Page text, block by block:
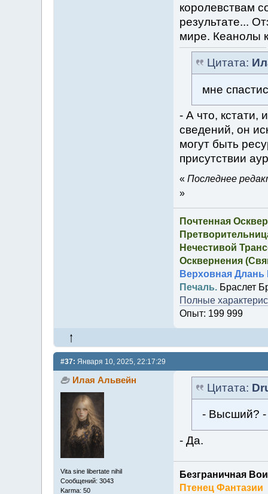
королевствам
результате...
мире. Кеанолы
Цитата:
мне
- А что, кстати,
сведений, он
могут быть
присутствии
« Последнее
»
Почтенная
Нечестивой
Осквернения
Верховная Длань
Печаль.Браслет
Полные
Опыт: 199 999
#37: Января 10, 2025, 22:17:29
Илая Альвейн
Vita sine libertate nihil
Сообщений: 3043
Karma: 50
Цитата:
- Высший? -
- Да.
Безграничная
Птенец Фантазии